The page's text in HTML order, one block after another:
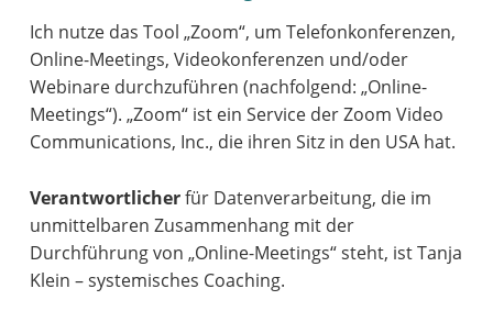
Ich nutze das Tool „Zoom“, um Telefonkonferenzen,
Online-Meetings, Videokonferenzen und/oder
Webinare durchzuführen (nachfolgend: „Online-
Meetings“). „Zoom“ ist ein Service der Zoom Video
Communications, Inc., die ihren Sitz in den USA hat.
Verantwortlicherfür Datenverarbeitung, die im
unmittelbaren Zusammenhang mit der
Durchführung von „Online-Meetings“ steht, ist Tanja
Klein – systemisches Coaching.